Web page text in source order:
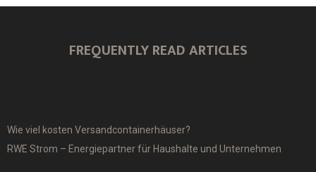
FREQUENTLY READ ARTICLES
Wie viel kosten Versandcontainerhäuser?
RWE Strom – Energiepartner für Haushalte und Unternehmen